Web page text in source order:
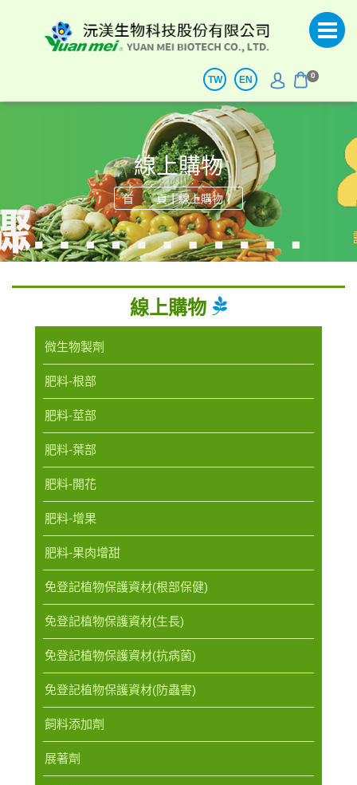
0
TW EN
線上購物
首 頁 | 線上購物 |
線上購物
微生物製劑
肥料-根部
肥料-莖部
肥料-葉部
肥料-開花
肥料-增果
肥料-果肉增甜
免登記植物保護資材(根部保健)
免登記植物保護資材(生長)
免登記植物保護資材(抗病菌)
免登記植物保護資材(防蟲害)
飼料添加劑
展著劑